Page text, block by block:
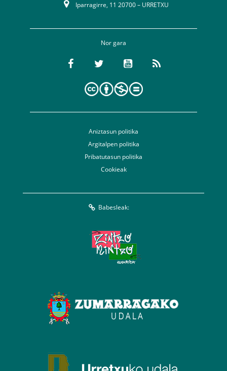
Iparragirre, 11 20700 – URRETXU
Nor gara
Aniztasun politika
Argitalpen politika
Pribatutasun politika
Cookieak
Babesleak: